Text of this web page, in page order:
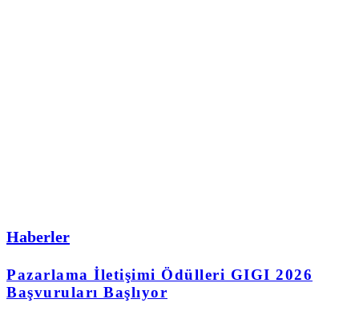
Haberler
Pazarlama İletişimi Ödülleri GIGI 2026
Başvuruları Başlıyor